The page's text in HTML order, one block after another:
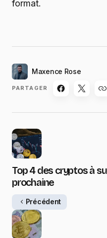
format.
Maxence Rose
PARTAGER
Top 4 des cryptos à
prochaine
Précédent